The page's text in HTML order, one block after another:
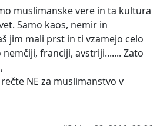
muslimanske vere in ta kultura
Samo kaos, nemir in
jim mali prst in ti vzamejo celo
franciji, avstriji....... Zato
NE za muslimanstvo v